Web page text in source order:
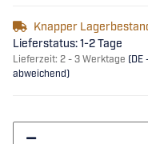
Knapper
Lieferstatus: 1-2 Tage
Lieferzeit: 2 - 3 Werktage (DE
abweichend)